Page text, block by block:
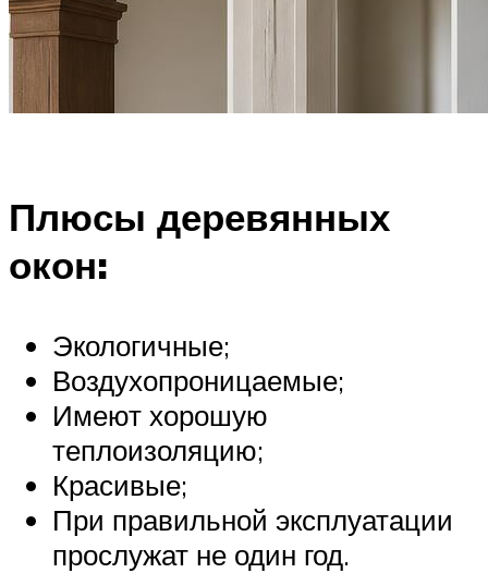
Плюсы деревянных
окон:
Экологичные;
Воздухопроницаемые;
Имеют хорошую
теплоизоляцию;
Красивые;
При правильной эксплуатации
прослужат не один год.